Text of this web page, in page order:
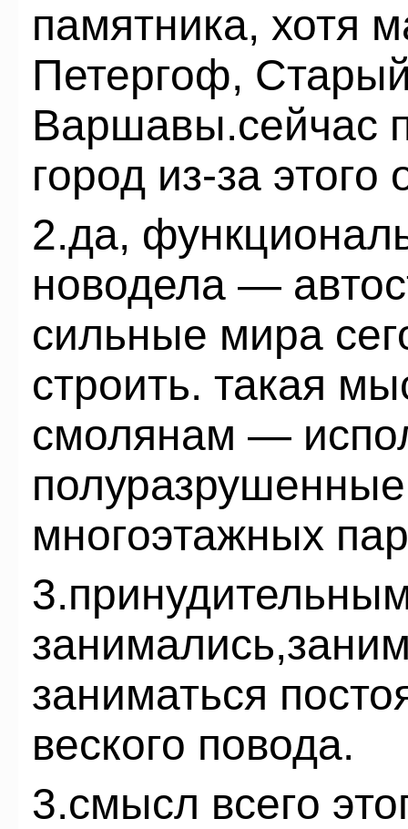
памятника, хотя
Петергоф,
Варшавы.сейчас
город из-за этого
2.да,
новодела —
сильные мира
строить. такая
смолянам —
многоэтажных
заниматься
веского повода.
3.смысл всего